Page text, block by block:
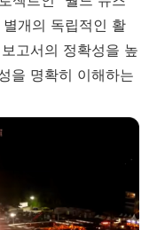
개의 독립적인 활
고서의 정확성을 높
을 명확히 이해하는